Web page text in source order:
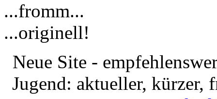
...fromm...
...originell!
Neue Site -
Jugend: aktueller, kürzer,